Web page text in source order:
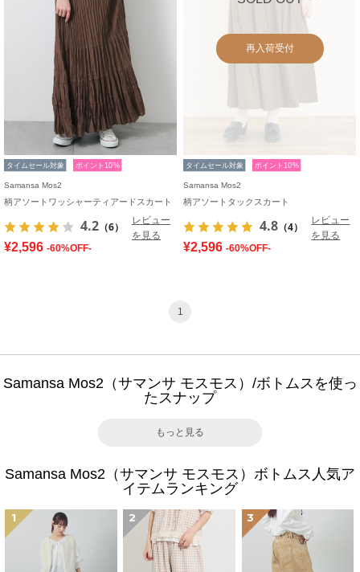
タイムセール対象 ポイント10%
Samansa Mos2
柄アソートワッシャーティアードスカート
4.2 （6）
レビュー
を見る
¥2,596 -60%OFF-
再入荷受付
タイムセール対象 ポイント10%
Samansa Mos2
柄アソートタックスカート
4.8 （4）
レビュー
を見る
¥2,596 -60%OFF-
1
Samansa Mos2（サマンサ モスモス）/ボトムスを使っ
たスナップ
もっと見る
Samansa Mos2（サマンサ モスモス）ボトムス人気ア
イテムランキング
1 2 3